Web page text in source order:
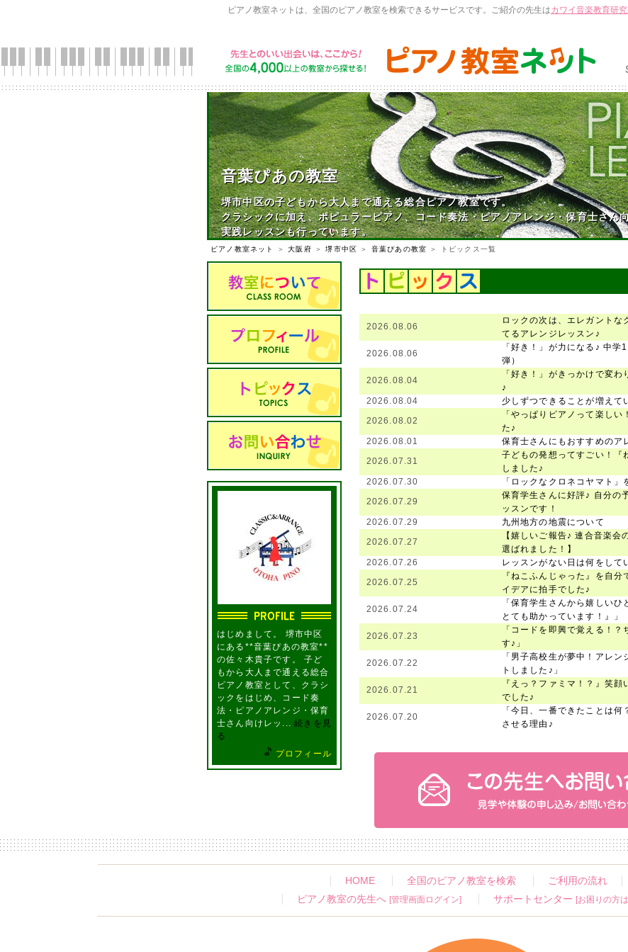
ピアノ教室ネットは、全国のピアノ教室を検索できるサービスです。ご紹介の先生はカワイ音楽教育研
音葉ぴあの教室
堺市中区の子どもから大人まで通える総合ピアノ教室です。
クラシックに加え、ポピュラーピアノ、コード奏法・ピアノアレンジ・保育士さん
実践レッスンも行っています。
ピアノ教室ネット ＞大阪府 ＞堺市中区 ＞ 音葉ぴあの教室 ＞ トピックス一覧
はじめまして。 堺市中区
にある**音葉ぴあの教室**
の佐々木貴子です。 子ど
もから大人まで通える総合
ピアノ教室として、クラシ
ックをはじめ、コード奏
法・ピアノアレンジ・保育
士さん向けレッ...続きを見
る
プロフィール
2026.08.06
ロックの次は、エレガント
てるアレンジレッスン♪
2026.08.06
「好き！」が力になる♪ 中
弾）
2026.08.04
「好き！」がきっかけで変
♪
2026.08.04
少しずつできることが増えて
2026.08.02
「やっぱりピアノって楽し
た♪
2026.08.01
保育士さんにもおすすめのア
2026.07.31
子どもの発想ってすごい！『
しました♪
2026.07.30
「ロックなクロネコヤマト
2026.07.29
保育学生さんに好評♪ 自分の
ッスンです！
2026.07.29
九州地方の地震について
2026.07.27
【嬉しいご報告♪ 連合音楽
選ばれました！】
2026.07.26
レッスンがない日は何をして
2026.07.25
『ねこふんじゃった』を自
イデアに拍手でした♪
2026.07.24
「保育学生さんから嬉しいひ
とても助かっています！』」
2026.07.23
「コードを即興で覚える！
す♪」
2026.07.22
「男子高校生が夢中！アレ
トしました♪」
2026.07.21
『えっ？ファミマ！？』笑
でした♪
2026.07.20
「今日、一番できたことは
させる理由♪
HOME 全国のピアノ教室を検索
ご利用の流れ
ピアノ教室の先生へ [管理画面ログイン] サポートセンター [お困りの方